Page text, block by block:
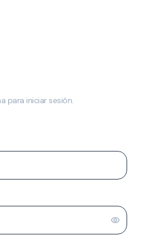
para iniciar sesión.